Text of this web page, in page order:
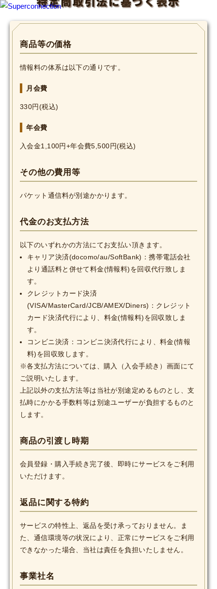
商品等の価格
情報料の体系は以下の通りです。
月会費
330円(税込)
年会費
入会金1,100円+年会費5,500円(税込)
その他の費用等
パケット通信料が別途かかります。
代金のお支払方法
以下のいずれかの方法にてお支払い頂きます。
キャリア決済(docomo/au/SoftBank)：携帯電話会社
より通話料と併せて料金(情報料)を回収代行致しま
す。
クレジットカード決済
(VISA/MasterCard/JCB/AMEX/Diners)：クレジット
カード決済代行により、料金(情報料)を回収致しま
す。
コンビニ決済：コンビニ決済代行により、料金(情報
料)を回収致します。
※各支払方法については、購入（入会手続き）画面にて
ご説明いたします。
上記以外の支払方法等は当社が別途定めるものとし、支
払時にかかる手数料等は別途ユーザーが負担するものと
します。
商品の引渡し時期
会員登録・購入手続き完了後、即時にサービスをご利用
いただけます。
返品に関する特約
サービスの特性上、返品を受け承っておりません。ま
た、通信環境等の状況により、正常にサービスをご利用
できなかった場合、当社は責任を負担いたしません。
事業社名
INFO
SHIHO’s DIARY
STAFF DIARY
SHIHO’s VOICE
SPECIAL
MOVIE
Monostagram
DOWNLOAD
SHIHO’s Q&A